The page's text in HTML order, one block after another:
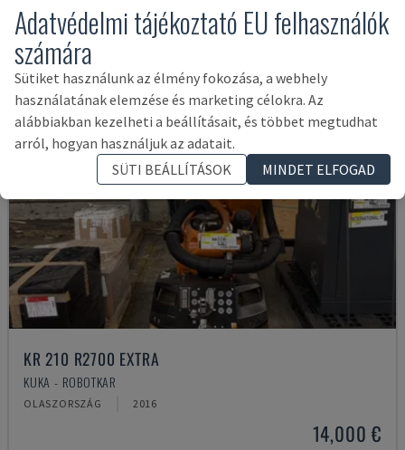
KR 210 R2700 EXTRA
KUKA - ROBOTKAR
OLASZORSZÁG 2016
14,000 €
Adatvédelmi tájékoztató EU felhasználók
számára
Sütiket használunk az élmény fokozása, a webhely
használatának elemzése és marketing célokra. Az
alábbiakban kezelheti a beállításait, és többet megtudhat
arról, hogyan használjuk az adatait.
SÜTI BEÁLLÍTÁSOK
MINDET ELFOGAD